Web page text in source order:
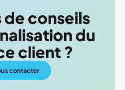
de conseils
du
client ?
contacter